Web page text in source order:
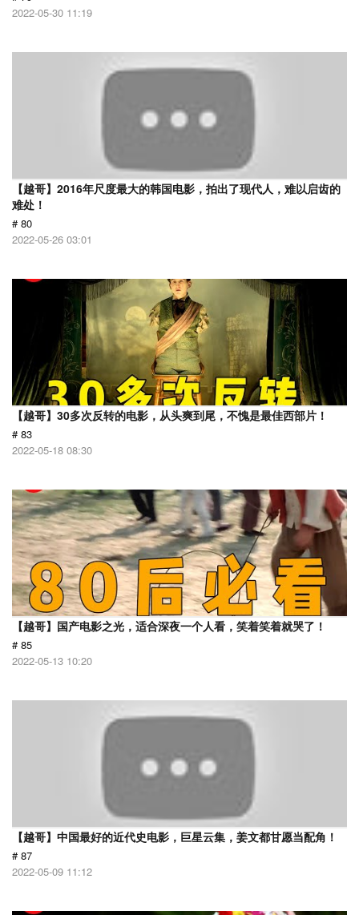
2022-05-30 11:19
【越哥】2016年尺度最大的韩国电影，拍出了现代人，难以启齿的
难处！
# 80
2022-05-26 03:01
【越哥】30多次反转的电影，从头爽到尾，不愧是最佳西部片！
# 83
2022-05-18 08:30
【越哥】国产电影之光，适合深夜一个人看，笑着笑着就哭了！
# 85
2022-05-13 10:20
【越哥】中国最好的近代史电影，巨星云集，姜文都甘愿当配角！
# 87
2022-05-09 11:12